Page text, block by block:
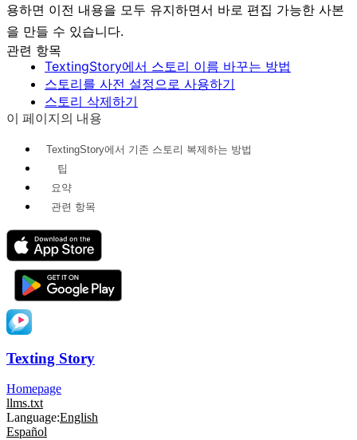
용하면 이전 내용을 모두 유지하면서 바로 편집 가능한 사본
을 만들 수 있습니다.
관련 항목
TextingStory에서 스토리 이름 바꾸는 방법
스토리를 사전 설정으로 사용하기
스토리 삭제하기
이 페이지의 내용
TextingStory에서 기존 스토리 복제하는 방법
팁
요약
관련 항목
Texting Story
Homepage
llms.txt
Language:English
Español